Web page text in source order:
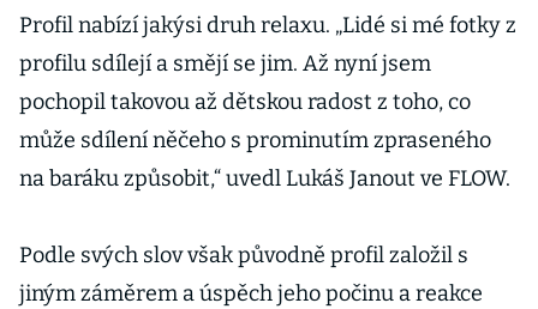
Profil nabízí jakýsi druh relaxu. „Lidé si mé fotky z
profilu sdílejí a smějí se jim. Až nyní jsem
pochopil takovou až dětskou radost z toho, co
může sdílení něčeho s prominutím zpraseného
na baráku způsobit,“ uvedl Lukáš Janout ve FLOW.
Podle svých slov však původně profil založil s
jiným záměrem a úspěch jeho počinu a reakce